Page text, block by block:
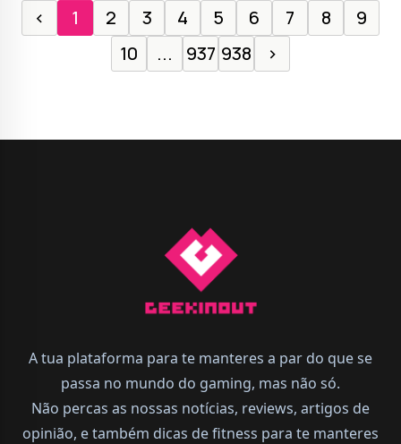
‹ 1 2 3 4 5 6 7 8
9
10
... 937 938 ›
A tua plataforma para te manteres a par do que se
passa no mundo do gaming, mas não só.
Não percas as nossas notícias, reviews, artigos de
opinião, e também dicas de fitness para te manteres